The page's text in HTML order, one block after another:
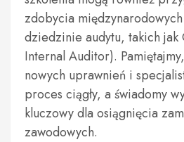
zdobycia
dziedzinie audytu, takich
Internal Auditor).
nowych uprawnień i
proces ciągły, a świadomy
kluczowy dla osiągnięcia
zawodowych.